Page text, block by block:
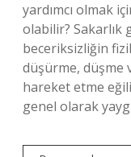
yardımcı olmak
olabilir? Sakarlık
beceriksizliğin
düşürme, düşme
hareket etme
genel olarak